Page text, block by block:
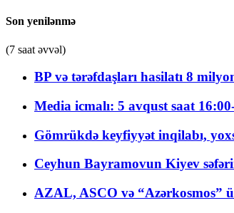
Son yenilənmə
(7 saat əvvəl)
BP və tərəfdaşları hasilatı 8
Media icmalı: 5 avqust saat
Gömrükdə keyfiyyət inqilabı,
Ceyhun Bayramovun Kiyev
AZAL, ASCO və “Azərkosmos”